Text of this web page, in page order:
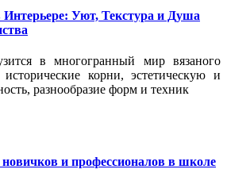
Уют, Текстура и Душа
в многогранный мир вязаного
исторические корни, эстетическую и
разнообразие форм и техник
и профессионалов в школе